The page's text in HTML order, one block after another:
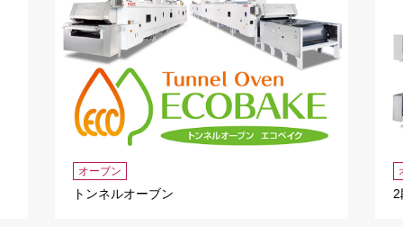
オーブン
トンネルオーブン 2